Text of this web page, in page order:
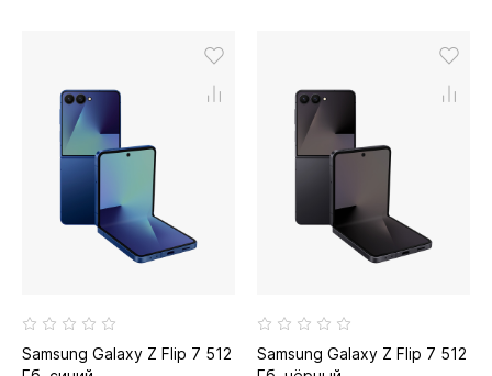
Samsung Galaxy Z Flip 7 512
Samsung Galaxy Z Flip 7 512